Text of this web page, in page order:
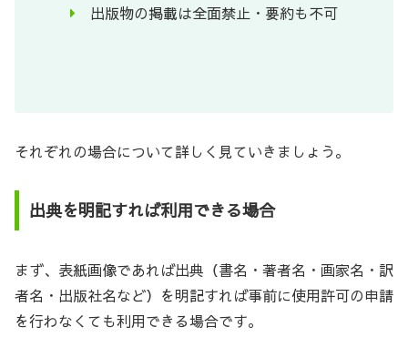
出版物の掲載は全面禁止・要約も不可
それぞれの場合について詳しく見ていきましょう。
出典を明記すれば利用できる場合
まず、表紙画像であれば出典（書名・著者名・画家名・訳
者名・出版社名など）を明記すれば事前に使用許可の申請
を行わなくても利用できる場合です。